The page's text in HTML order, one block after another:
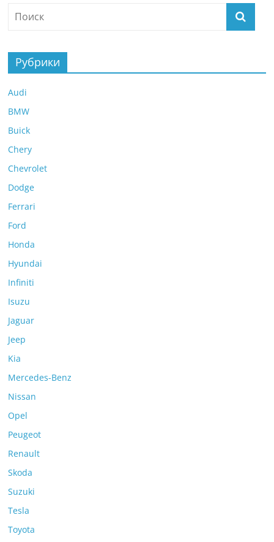
Рубрики
Audi
BMW
Buick
Chery
Chevrolet
Dodge
Ferrari
Ford
Honda
Hyundai
Infiniti
Isuzu
Jaguar
Jeep
Kia
Mercedes-Benz
Nissan
Opel
Peugeot
Renault
Skoda
Suzuki
Tesla
Toyota